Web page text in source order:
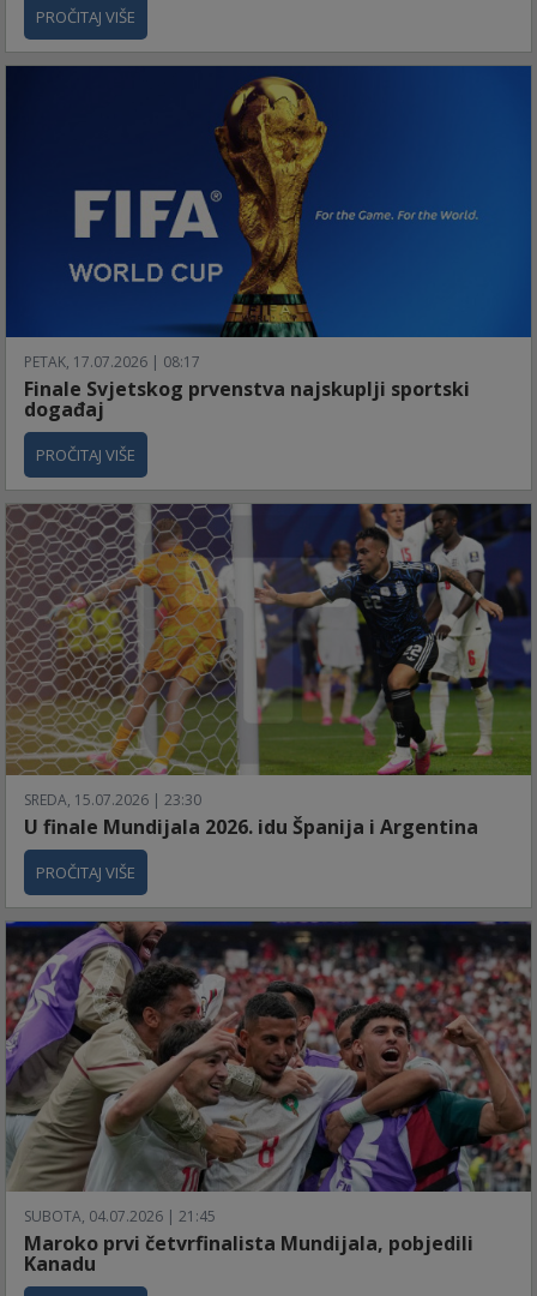
PROČITAJ VIŠE
PETAK, 17.07.2026 | 08:17
Finale Svjetskog prvenstva najskuplji sportski
događaj
PROČITAJ VIŠE
SREDA, 15.07.2026 | 23:30
U finale Mundijala 2026. idu Španija i Argentina
PROČITAJ VIŠE
SUBOTA, 04.07.2026 | 21:45
Maroko prvi četvrfinalista Mundijala, pobjedili
Kanadu